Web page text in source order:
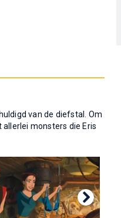
van de diefstal. Om
monsters die Eris